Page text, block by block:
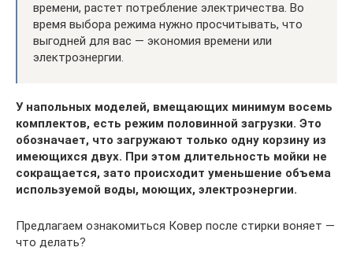
времени, растет потребление электричества. Во
время выбора режима нужно просчитывать, что
выгодней для вас — экономия времени или
электроэнергии.
У напольных моделей, вмещающих минимум восемь
комплектов, есть режим половинной загрузки. Это
обозначает, что загружают только одну корзину из
имеющихся двух. При этом длительность мойки не
сокращается, зато происходит уменьшение объема
используемой воды, моющих, электроэнергии.
Предлагаем ознакомиться Ковер после стирки воняет —
что делать?